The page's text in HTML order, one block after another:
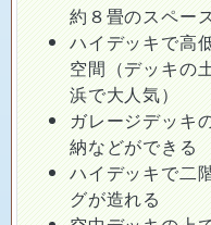
約８畳のスペー
ハイデッキで高
空間（デッキの
浜で大人気）
ガレージデッキ
納などができる
ハイデッキで二
グが造れる